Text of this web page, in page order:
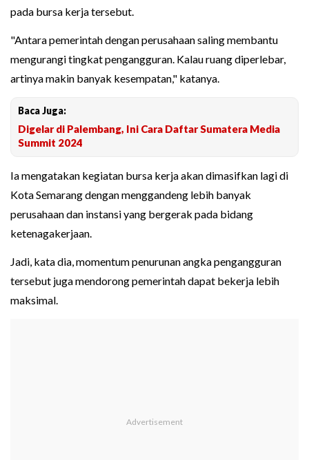
pada bursa kerja tersebut.
"Antara pemerintah dengan perusahaan saling membantu
mengurangi tingkat pengangguran. Kalau ruang diperlebar,
artinya makin banyak kesempatan," katanya.
Baca Juga:
Digelar di Palembang, Ini Cara Daftar Sumatera Media
Summit 2024
Ia mengatakan kegiatan bursa kerja akan dimasifkan lagi di
Kota Semarang dengan menggandeng lebih banyak
perusahaan dan instansi yang bergerak pada bidang
ketenagakerjaan.
Jadi, kata dia, momentum penurunan angka pengangguran
tersebut juga mendorong pemerintah dapat bekerja lebih
maksimal.